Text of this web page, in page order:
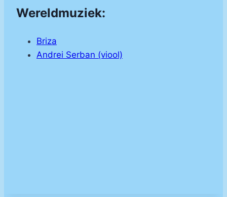
Wereldmuziek:
Briza
Andrei Serban (viool)